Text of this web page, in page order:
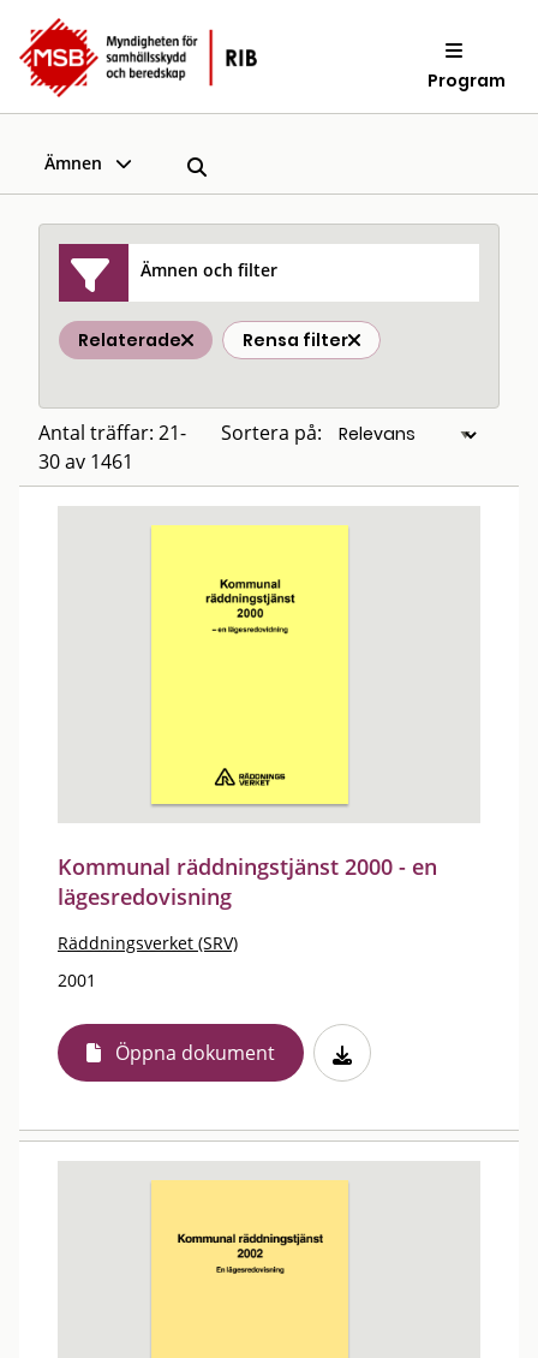
Program
Ämnen
Ämnen och filter
Relaterade Rensa filter
Antal träffar: 21-
30 av 1461
Sortera på:
Kommunal räddningstjänst 2000 - en
lägesredovisning
Räddningsverket (SRV)
2001
Öppna dokument